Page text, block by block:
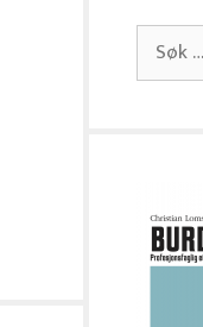
Søk
etter: